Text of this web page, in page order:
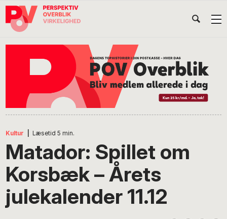
Gå
direkte
Skip
indhold
Gå
direkte
Kultur Læsetid 5 min.
Matador: Spillet om
Korsbæk – Årets
julekalender 11.12